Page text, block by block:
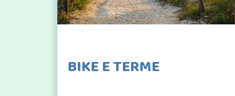
BIKE E TERME